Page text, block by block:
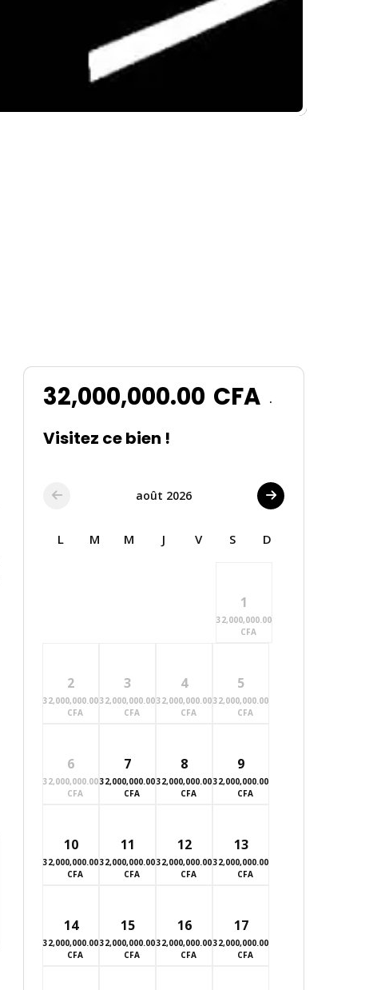
32,000,000.00 CFA .
Visitez ce bien !
août 2026
L M M J V S D
1
32,000,000.00
CFA
2
32,000,000.00
CFA
3
32,000,000.00
CFA
4
32,000,000.00
CFA
5
32,000,000.00
CFA
6
32,000,000.00
CFA
7
32,000,000.00
CFA
8
32,000,000.00
CFA
9
32,000,000.00
CFA
10
32,000,000.00
CFA
11
32,000,000.00
CFA
12
32,000,000.00
CFA
13
32,000,000.00
CFA
14
32,000,000.00
CFA
15
32,000,000.00
CFA
16
32,000,000.00
CFA
17
32,000,000.00
CFA